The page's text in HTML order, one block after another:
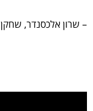
– שרון אלכסנדר, שחקן